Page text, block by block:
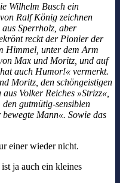
Wilhelm Busch ein
Ralf König zeichnen
Sperrholz, aber
reckt der Pionier der
Himmel, unter dem Arm
Max und Moritz, und auf
auch Humor!« vermerkt.
Moritz, den schöngeistigen
Volker Reiches »Strizz«,
gutmütig-sensiblen
Mann«. Sowie das
einer wieder nicht.
ja auch ein kleines